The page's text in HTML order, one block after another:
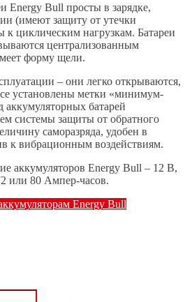
Energy Bull просты в зарядке,
(имеют защиту от утечки
к циклическим нагрузкам. Батареи
централизованным
форму щели.
– они легко открываются,
установлены метки «минимум-
батарей
системы защиты от обратного
саморазряда, удобен в
к вибрационным воздействиям.
аккумуляторов Energy Bull – 12 В,
или 80 Ампер-часов.
Energy Bull